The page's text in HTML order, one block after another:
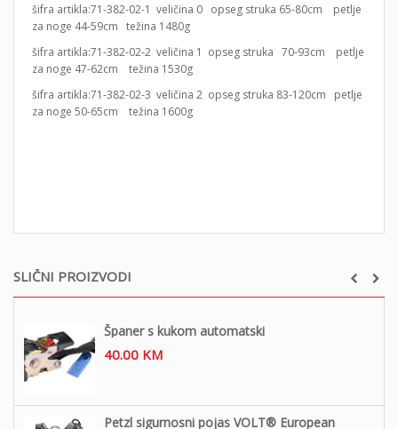
SLIČNI PROIZVODI
Španer s kukom automatski
40.00 KM
Petzl sigurnosni pojas VOLT® European
šifra artikla:71-382-02-1 veličina 0 opseg struka 65-80cm petlje
za noge 44-59cm težina 1480g
šifra artikla:71-382-02-2 veličina 1 opseg struka 70-93cm petlje
za noge 47-62cm težina 1530g
šifra artikla:71-382-02-3 veličina 2 opseg struka 83-120cm petlje
za noge 50-65cm težina 1600g